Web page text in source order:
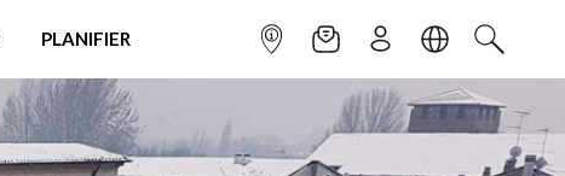
PLANIFIER POINT INFONEWSLETTER
S'INSCRIRELANGUE